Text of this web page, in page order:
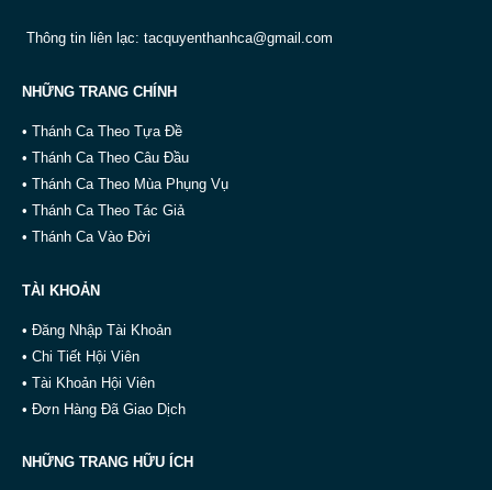
Thông tin liên lạc: tacquyenthanhca@gmail.com
NHỮNG TRANG CHÍNH
• Thánh Ca Theo Tựa Đề
• Thánh Ca Theo Câu Đầu
• Thánh Ca Theo Mùa Phụng Vụ
• Thánh Ca Theo Tác Giả
• Thánh Ca Vào Đời
TÀI KHOẢN
• Đăng Nhập Tài Khoản
• Chi Tiết Hội Viên
• Tài Khoản Hội Viên
• Đơn Hàng Đã Giao Dịch
NHỮNG TRANG HỮU ÍCH